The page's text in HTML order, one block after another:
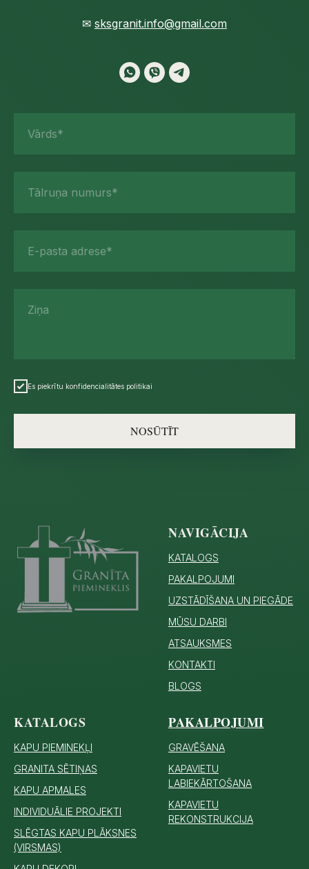
✉ sksgranit.info@gmail.com
Vārds*
Tālruņa numurs*
E-pasta adrese*
Ziņa
Es piekrītu konfidencialitātes politikai
NOSŪTĪT
NAVIGĀCIJA
KATALOGS
PAKALPOJUMI
UZSTĀDĪŠANA UN PIEGĀDE
MŪSU DARBI
ATSAUKSMES
KONTAKTI
BLOGS
KATALOGS
KAPU PIEMINEKĻI
GRANITA SĒTIŅAS
KAPU APMALES
INDIVIDUĀLIE PROJEKTI
SLĒGTAS KAPU PLĀKSNES
(VIRSMAS)
PAKALPOJUMI
GRAVĒŠANA
KAPAVIETU
LABIEKĀRTOŠANA
KAPAVIETU
REKONSTRUKCIJA